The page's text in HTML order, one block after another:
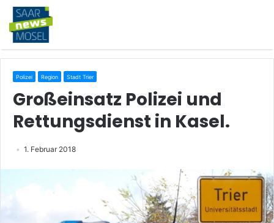
Polizei Region Stadt Trier
Großeinsatz Polizei und
Rettungsdienst in Kasel.
1. Februar 2018